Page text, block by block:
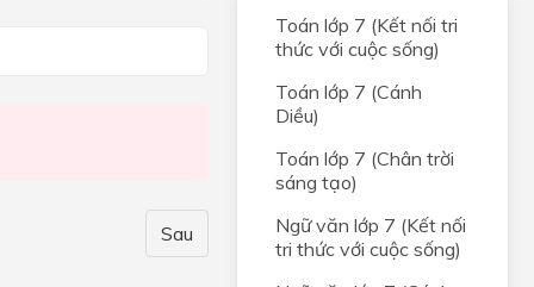
Sau
Toán lớp 7 (Kết nối tri
thức với cuộc sống)
Toán lớp 7 (Cánh
Diều)
Toán lớp 7 (Chân trời
sáng tạo)
Ngữ văn lớp 7 (Kết nối
tri thức với cuộc sống)